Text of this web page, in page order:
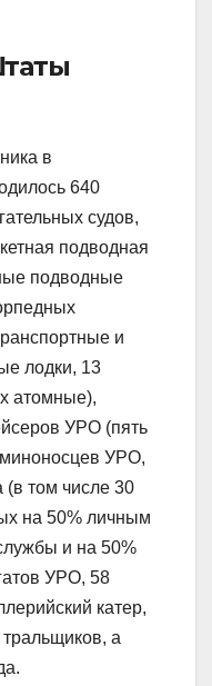
в
640
судов,
подводная
подводные
и
лодки, 13
атомные),
УРО (пять
УРО,
(в том числе 30
на 50% личным
и на 50%
УРО, 58
катер,
а